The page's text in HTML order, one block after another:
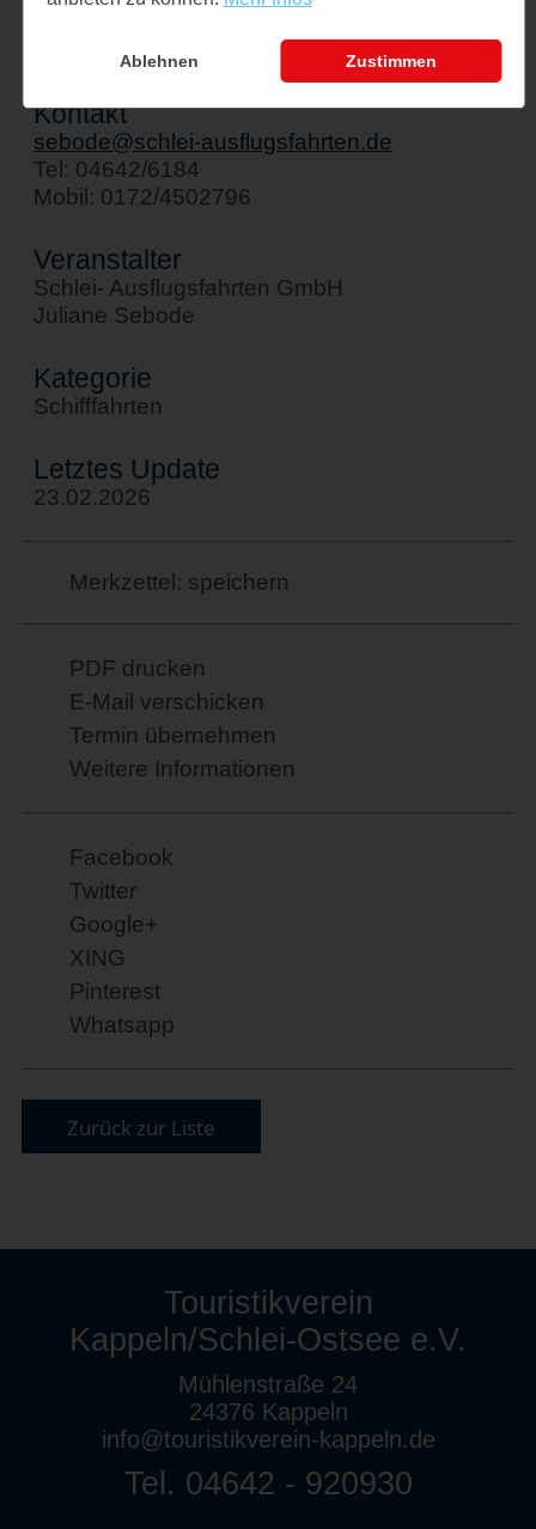
24376 Kappeln
Kontakt
sebode@schlei-ausflugsfahrten.de
Tel: 04642/6184
Mobil: 0172/4502796
Veranstalter
Schlei- Ausflugsfahrten GmbH
Juliane Sebode
Kategorie
Schifffahrten
Letztes Update
23.02.2026
Merkzettel: speichern
PDF drucken
E-Mail verschicken
Termin übernehmen
Weitere Informationen
Facebook
Twitter
Google+
XING
Pinterest
Whatsapp
Zurück zur Liste
Touristikverein
Kappeln/Schlei-Ostsee e.V.
Mühlenstraße 24
24376 Kappeln
info@touristikverein-kappeln.de
Tel. 04642 - 920930
Ablehnen Zustimmen